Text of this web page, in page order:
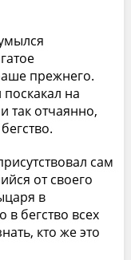
прежнего.
на
так отчаянно,
сам
от своего
в
в бегство всех
кто же это